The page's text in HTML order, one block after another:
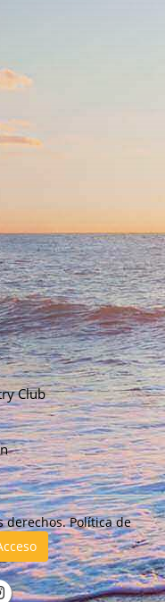
Club
derechos.Política de